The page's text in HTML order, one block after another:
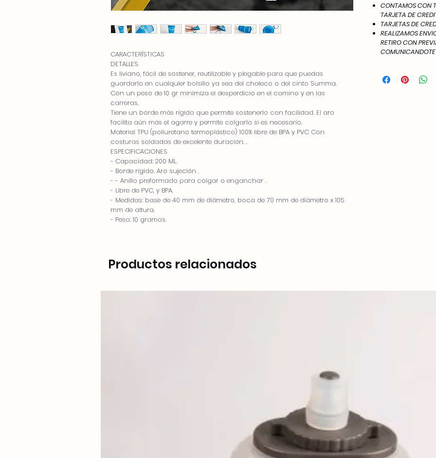
CARACTERÍSTICAS
DETALLES
Es liviano, fácil de sostener, reutilizable y plegable para que puedas
guardarlo en cualquier bolsillo ya sea del chaleco o del cinto Summa.
Con un peso de 10 gr minimiza el desperdicio en el camino y en las
carreras.
Tiene un borde más rígido que permite sostenerlo con facilidad. El aro
facilita aún más el agarre y permite colgarlo si es necesario.
Material TPU (poliuretano termoplástico) 100% libre de BPA y PVC Con
costuras soldadas de excelente duración. .
ESPECIFICACIONES
- Capacidad: 200 ML.
- Borde rígido. Aro sujeción .
- - Anillo preformado para colgar o enganchar .
- Libre de PVC, y BPA.
- Medidas: base de 40 mm de diámetro, boca de 70 mm de diámetro x 105
mm de altura.
- Peso: 10 gramos.
CONTAMOS CON
TARJETA DE
TARJETAS DE
REALIZAMOS
RETIRO CON
Productos relacionados